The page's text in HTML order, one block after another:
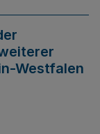
Westfalen